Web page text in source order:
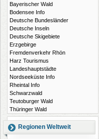
Bayerischer Wald
Bodensee Info
Deutsche Bundesländer
Deutsche Inseln
Deutsche Skigebiete
Erzgebirge
Fremdenverkehr Rhön
Harz Tourismus
Landeshauptstädte
Nordseeküste Info
Rheintal Info
Schwarzwald
Teutoburger Wald
Thüringer Wald
Regionen Weltweit